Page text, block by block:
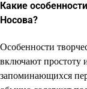
Какие
Носова?
Особенности
включают простоту
запоминающихся